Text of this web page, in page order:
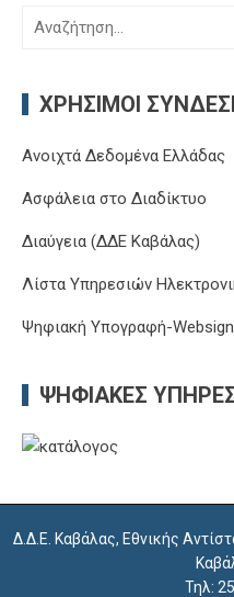
Αναζήτηση
ΧΡΉΣΙΜΟΙ
Ανοιχτά Δεδομένα Ελλάδας
Ασφάλεια στο Διαδίκτυο
Διαύγεια (ΔΔΕ Καβάλας)
Λίστα Υπηρεσιών
Ψηφιακή Υπογραφή-Websign
ΨΗΦΙΑΚΈΣ
Δ.Δ.Ε. Καβάλας, Εθνικής
Τηλ: